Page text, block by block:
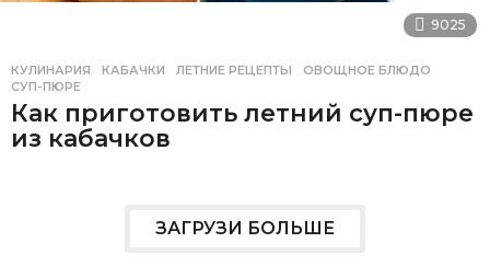
9025
КУЛИНАРИЯ КАБАЧКИ ,ЛЕТНИЕ РЕЦЕПТЫ ,ОВОЩНОЕ БЛЮДО
СУП-ПЮРЕ
Как приготовить летний суп-пюре
из кабачков
ЗАГРУЗИ БОЛЬШЕ